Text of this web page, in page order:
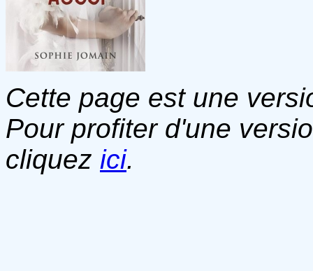
Cette page est une
Pour profiter d'une
cliquez ici.